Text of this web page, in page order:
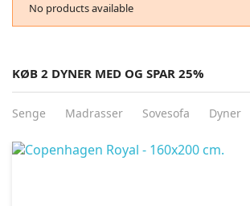
No products available
KØB 2 DYNER MED OG SPAR 25%
Senge Madrasser Sovesofa Dyner